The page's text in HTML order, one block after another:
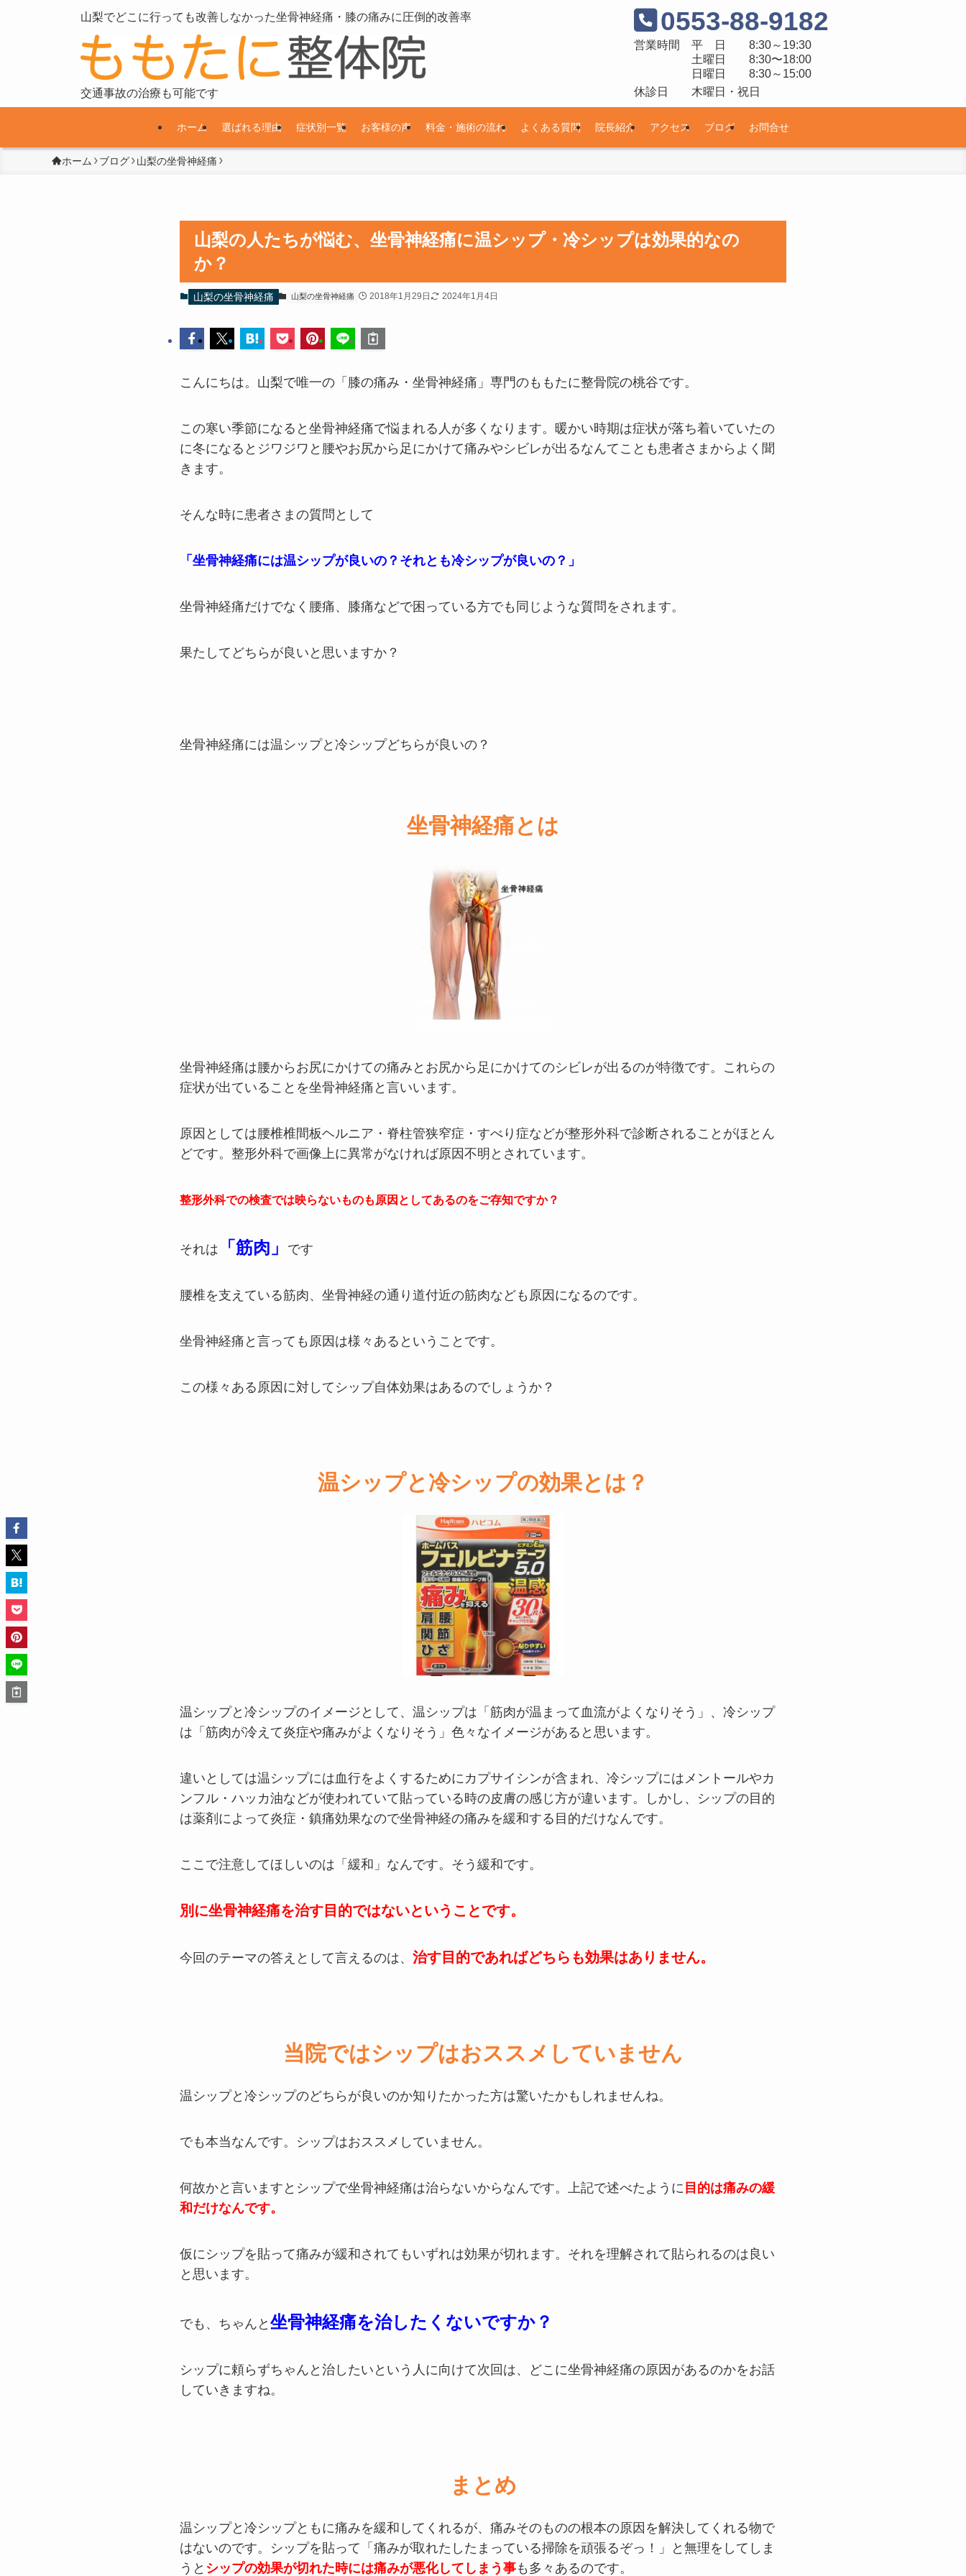
山梨でどこに行っても改善しなかった坐骨神経痛・膝の痛みに圧倒的改善率
交通事故の治療も可能です
0553-88-9182
営業時間
平 日 8:30～19:30
土曜日 8:30〜18:00
日曜日 8:30～15:00
休診日
木曜日・祝日
ホーム 選ばれる理由 症状別一覧 お客様の声 料金・施術の流れ よくある質問 院長紹介 アクセス ブログ お問合せ
ホーム ブログ 山梨の坐骨神経痛
山梨の人たちが悩む、坐骨神経痛に温シップ・冷シップは効果的なの
か？
山梨の坐骨神経痛 山梨の坐骨神経痛 2018年1月29日 2024年1月4日
こんにちは。山梨で唯一の「膝の痛み・坐骨神経痛」専門のももたに整骨院の桃谷です。
この寒い季節になると坐骨神経痛で悩まれる人が多くなります。暖かい時期は症状が落ち着いていたの
に冬になるとジワジワと腰やお尻から足にかけて痛みやシビレが出るなんてことも患者さまからよく聞
きます。
そんな時に患者さまの質問として
「坐骨神経痛には温シップが良いの？それとも冷シップが良いの？」
坐骨神経痛だけでなく腰痛、膝痛などで困っている方でも同じような質問をされます。
果たしてどちらが良いと思いますか？
坐骨神経痛には温シップと冷シップどちらが良いの？
坐骨神経痛とは
坐骨神経痛は腰からお尻にかけての痛みとお尻から足にかけてのシビレが出るのが特徴です。これらの
症状が出ていることを坐骨神経痛と言いいます。
原因としては腰椎椎間板ヘルニア・脊柱管狭窄症・すべり症などが整形外科で診断されることがほとん
どです。整形外科で画像上に異常がなければ原因不明とされています。
整形外科での検査では映らないものも原因としてあるのをご存知ですか？
それは 「筋肉」 です
腰椎を支えている筋肉、坐骨神経の通り道付近の筋肉なども原因になるのです。
坐骨神経痛と言っても原因は様々あるということです。
この様々ある原因に対してシップ自体効果はあるのでしょうか？
温シップと冷シップの効果とは？
温シップと冷シップのイメージとして、温シップは「筋肉が温まって血流がよくなりそう」、冷シップ
は「筋肉が冷えて炎症や痛みがよくなりそう」色々なイメージがあると思います。
違いとしては温シップには血行をよくするためにカプサイシンが含まれ、冷シップにはメントールやカ
ンフル・ハッカ油などが使われていて貼っている時の皮膚の感じ方が違います。しかし、シップの目的
は薬剤によって炎症・鎮痛効果なので坐骨神経の痛みを緩和する目的だけなんです。
ここで注意してほしいのは「緩和」なんです。そう緩和です。
別に坐骨神経痛を治す目的ではないということです。
今回のテーマの答えとして言えるのは、 治す目的であればどちらも効果はありません。
当院ではシップはおススメしていません
温シップと冷シップのどちらが良いのか知りたかった方は驚いたかもしれませんね。
でも本当なんです。シップはおススメしていません。
何故かと言いますとシップで坐骨神経痛は治らないからなんです。上記で述べたように 目的は痛みの緩
和だけなんです。
仮にシップを貼って痛みが緩和されてもいずれは効果が切れます。それを理解されて貼られるのは良い
と思います。
でも、ちゃんと 坐骨神経痛を治したくないですか？
シップに頼らずちゃんと治したいという人に向けて次回は、どこに坐骨神経痛の原因があるのかをお話
していきますね。
まとめ
温シップと冷シップともに痛みを緩和してくれるが、痛みそのものの根本の原因を解決してくれる物で
はないのです。シップを貼って「痛みが取れたしたまっている掃除を頑張るぞっ！」と無理をしてしま
うと シップの効果が切れた時には痛みが悪化してしまう事も多々あるのです。